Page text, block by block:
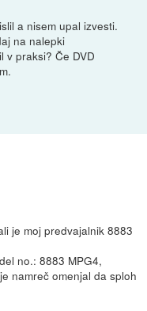
a nisem upal izvesti.
na nalepki
v praksi? Če DVD
je moj predvajalnik 8883
no.: 8883 MPG4,
namreč omenjal da sploh